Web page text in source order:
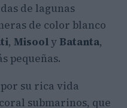
de lagunas
de color blanco
, Misooly Batanta,
pequeñas.
su rica vida
submarinos, que